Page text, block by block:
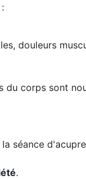
douleurs
du corps sont
séance
.